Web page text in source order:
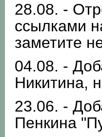
28.08. -
ссылками
заметите
04.08. -
Никитина,
23.06. -
Пенкина